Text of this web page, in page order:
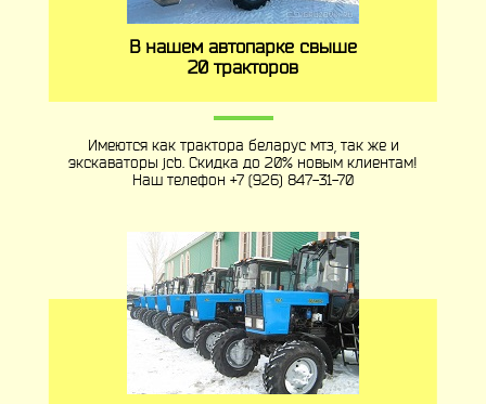
В нашем автопарке свыше
20 тракторов
Имеются как трактора беларус мтз, так же и
экскаваторы jcb. Скидка до 20% новым клиентам!
Наш телефон +7 (926) 847-31-70